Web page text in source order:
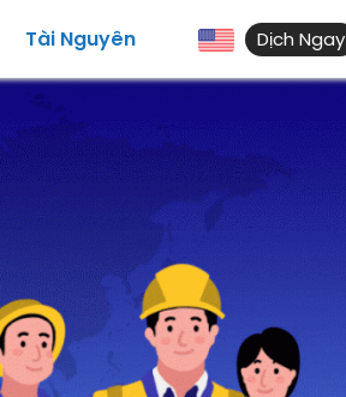
Tài Nguyên Dịch Ngay